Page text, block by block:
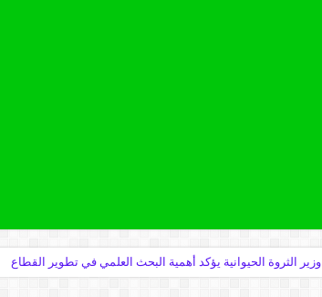
وزير الثروة الحيوانية يؤكد أهمية البحث العلمي في تطوير القطاع